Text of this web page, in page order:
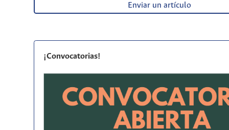
Enviar un artículo
¡Convocatorias!